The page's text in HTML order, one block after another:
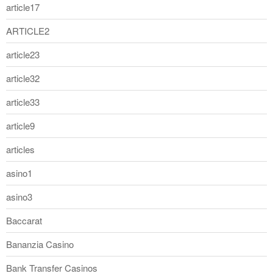
article17
ARTICLE2
article23
article32
article33
article9
articles
asino1
asino3
Baccarat
Bananzia Casino
Bank Transfer Casinos